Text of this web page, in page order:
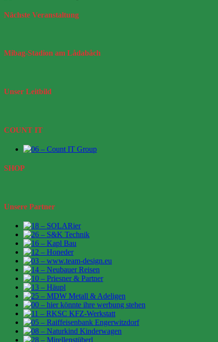
Nächste Veranstaltung
Mibag-Stadion am Lådabåch
Unser Leitbild
COUNT IT
SHOP
Unsere Partner